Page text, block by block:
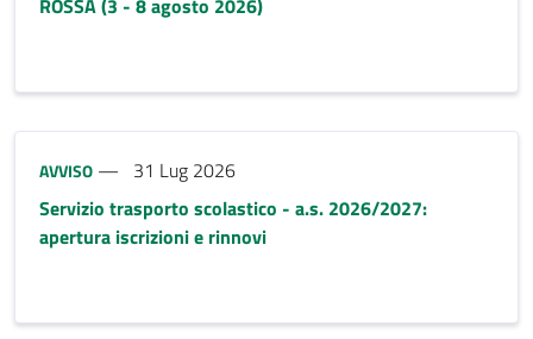
ROSSA (3 - 8 agosto 2026)
Tipo notizia:
AVVISO
31 Lug 2026
Servizio trasporto scolastico - a.s. 2026/2027:
apertura iscrizioni e rinnovi